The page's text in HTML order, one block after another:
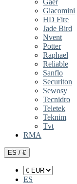
Gaer
Giacomini
HD Fire
Jade Bird
Nvent
Potter
Raphael
Reliable
Sanflo
Securiton
Sewosy
Tecnidro
Teletek
Teknim
Tvt
RMA
ES / €
ES